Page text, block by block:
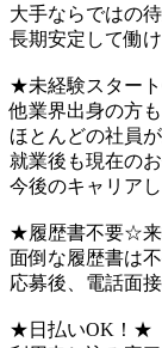
大手ならではの
長期安定して働
★未経験スター
他業界出身の方も
ほとんどの社員
就業後も現在の
今後のキャリア
★履歴書不要☆
面倒な履歴書は不
応募後、電話面
★日払いOK！★